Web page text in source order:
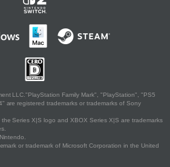
LLC."PlayStation Family Mark", "PlayStation", "PS5
are registered trademarks or trademarks of Sony
Series X|S logo and XBOX Series X|S are trademarks
or trademark of Microsoft Corporation in the United